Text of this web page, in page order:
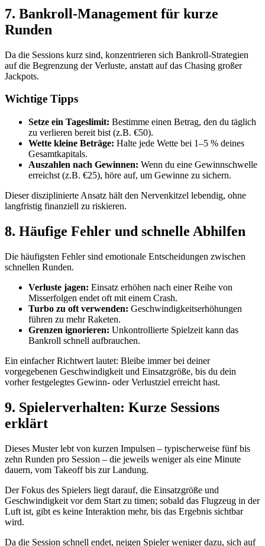
7. Bankroll-Management für kurze
Runden
Da die Sessions kurz sind, konzentrieren sich Bankroll-Strategien
auf die Begrenzung der Verluste, anstatt auf das Chasing großer
Jackpots.
Wichtige Tipps
Setze ein Tageslimit: Bestimme einen Betrag, den du täglich
zu verlieren bereit bist (z.B. €50).
Wette kleine Beträge: Halte jede Wette bei 1–5 % deines
Gesamtkapitals.
Auszahlen nach Gewinnen: Wenn du eine Gewinnschwelle
erreichst (z.B. €25), höre auf, um Gewinne zu sichern.
Dieser disziplinierte Ansatz hält den Nervenkitzel lebendig, ohne
langfristig finanziell zu riskieren.
8. Häufige Fehler und schnelle Abhilfen
Die häufigsten Fehler sind emotionale Entscheidungen zwischen
schnellen Runden.
Verluste jagen: Einsatz erhöhen nach einer Reihe von
Misserfolgen endet oft mit einem Crash.
Turbo zu oft verwenden: Geschwindigkeitserhöhungen
führen zu mehr Raketen.
Grenzen ignorieren: Unkontrollierte Spielzeit kann das
Bankroll schnell aufbrauchen.
Ein einfacher Richtwert lautet: Bleibe immer bei deiner
vorgegebenen Geschwindigkeit und Einsatzgröße, bis du dein
vorher festgelegtes Gewinn- oder Verlustziel erreicht hast.
9. Spielerverhalten: Kurze Sessions
erklärt
Dieses Muster lebt von kurzen Impulsen – typischerweise fünf bis
zehn Runden pro Session – die jeweils weniger als eine Minute
dauern, vom Takeoff bis zur Landung.
Der Fokus des Spielers liegt darauf, die Einsatzgröße und
Geschwindigkeit vor dem Start zu timen; sobald das Flugzeug in der
Luft ist, gibt es keine Interaktion mehr, bis das Ergebnis sichtbar
wird.
Da die Session schnell endet, neigen Spieler weniger dazu, sich auf